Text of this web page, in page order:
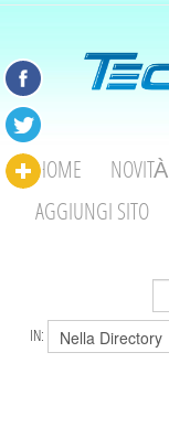
HOME NOVITÀ
AGGIUNGI SITO
IN: